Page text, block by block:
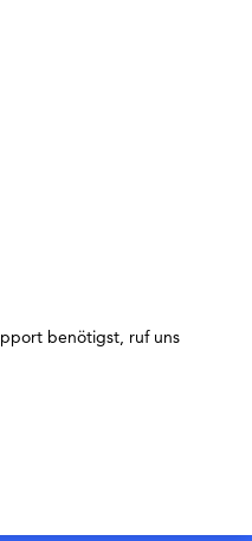
benötigst, ruf uns